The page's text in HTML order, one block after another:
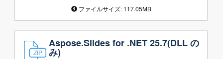
ファイルサイズ: 117.05MB
Aspose.Slides for .NET 25.7(DLL の
み)